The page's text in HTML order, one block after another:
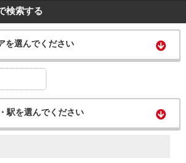
検索する
を選んでください
駅を選んでください